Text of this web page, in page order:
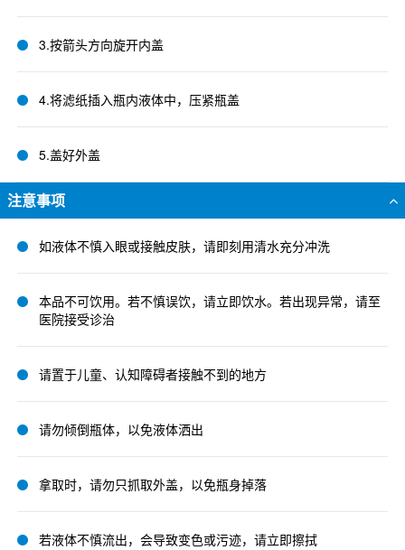
3.按箭头方向旋开内盖
4.将滤纸插入瓶内液体中，压紧瓶盖
5.盖好外盖
注意事项
如液体不慎入眼或接触皮肤，请即刻用清水充分冲洗
本品不可饮用。若不慎误饮，请立即饮水。若出现异常，请至
医院接受诊治
请置于儿童、认知障碍者接触不到的地方
请勿倾倒瓶体，以免液体洒出
拿取时，请勿只抓取外盖，以免瓶身掉落
若液体不慎流出，会导致变色或污迹，请立即擦拭